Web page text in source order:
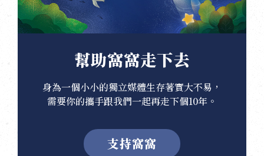
幫助窩窩走下去
身為一個小小的獨立媒體生存著實大不易，
需要你的攜手跟我們一起再走下個10年。
支持窩窩